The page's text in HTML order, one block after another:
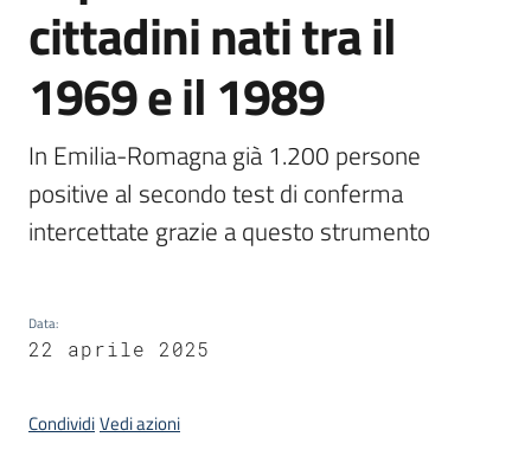
Argomenti
Campagne
su
cittadini nati tra il
1969 e il 1989
In Emilia-Romagna già 1.200 persone
positive al secondo test di conferma
intercettate grazie a questo strumento
Data:
22 aprile 2025
CondividiVedi azioni